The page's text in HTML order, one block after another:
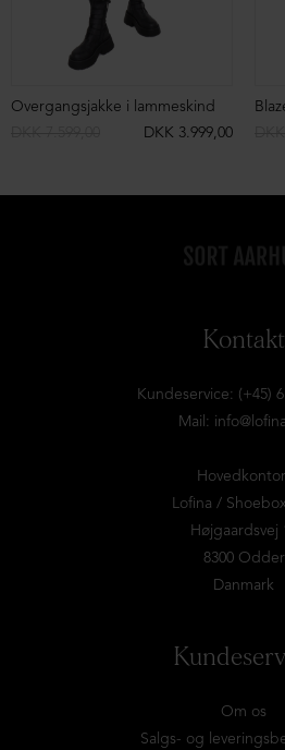
Overgangsjakke i lammeskind
DKK 3.999,00
Kontakt
Kundeservice: (+45)
Mail:
Lofina /
Højgaardsvej
8300 Odder
Danmark
Om os
Salgs- og